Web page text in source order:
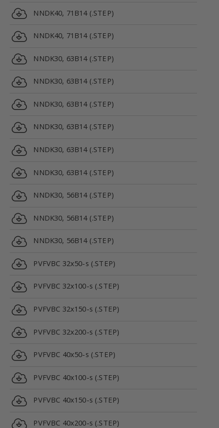
NNDK40, 71B14 (.STEP)
NNDK40, 71B14 (.STEP)
NNDK30, 63B14 (.STEP)
NNDK30, 63B14 (.STEP)
NNDK30, 63B14 (.STEP)
NNDK30, 63B14 (.STEP)
NNDK30, 63B14 (.STEP)
NNDK30, 63B14 (.STEP)
NNDK30, 56B14 (.STEP)
NNDK30, 56B14 (.STEP)
NNDK30, 56B14 (.STEP)
PVFVBC 32x50-s (.STEP)
PVFVBC 32x100-s (.STEP)
PVFVBC 32x150-s (.STEP)
PVFVBC 32x200-s (.STEP)
PVFVBC 40x50-s (.STEP)
PVFVBC 40x100-s (.STEP)
PVFVBC 40x150-s (.STEP)
PVFVBC 40x200-s (.STEP)